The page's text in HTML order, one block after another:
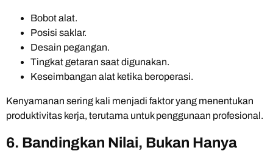
Bobot alat.
Posisi saklar.
Desain pegangan.
Tingkat getaran saat digunakan.
Keseimbangan alat ketika beroperasi.
Kenyamanan sering kali menjadi faktor yang menentukan
produktivitas kerja, terutama untuk penggunaan profesional.
6. Bandingkan Nilai, Bukan Hanya